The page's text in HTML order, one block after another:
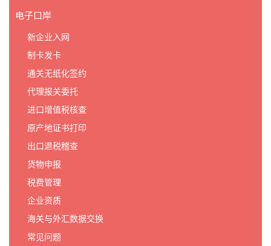
电子口岸
新企业入网
制卡发卡
通关无纸化签约
代理报关委托
进口增值税核查
原产地证书打印
出口退税稽查
货物申报
税费管理
企业资质
海关与外汇数据交换
常见问题